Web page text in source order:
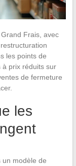
Frais, avec
les points de
à prix réduits sur
de fermeture
les
un modèle de